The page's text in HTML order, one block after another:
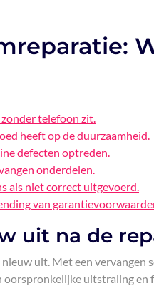
telefoon zit.
heeft op de duurzaamheid.
defecten optreden.
onderdelen.
als niet correct uitgevoerd.
van
uit na de
uit. Met een vervangen
oorspronkelijke uitstraling